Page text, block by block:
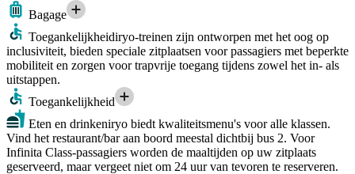
Bagage
Toegankelijkheidiryo-treinen zijn ontworpen met het oog op
inclusiviteit, bieden speciale zitplaatsen voor passagiers met beperkte
mobiliteit en zorgen voor trapvrije toegang tijdens zowel het in- als
uitstappen.
Toegankelijkheid
Eten en drinkeniryo biedt kwaliteitsmenu's voor alle klassen.
Vind het restaurant/bar aan boord meestal dichtbij bus 2. Voor
Infinita Class-passagiers worden de maaltijden op uw zitplaats
geserveerd, maar vergeet niet om 24 uur van tevoren te reserveren.